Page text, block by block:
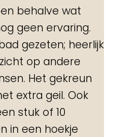
behalve wat
geen ervaring.
gezeten; heerlijk
op andere
Het gekreun
extra geil. Ook
stuk of 10
in een hoekje